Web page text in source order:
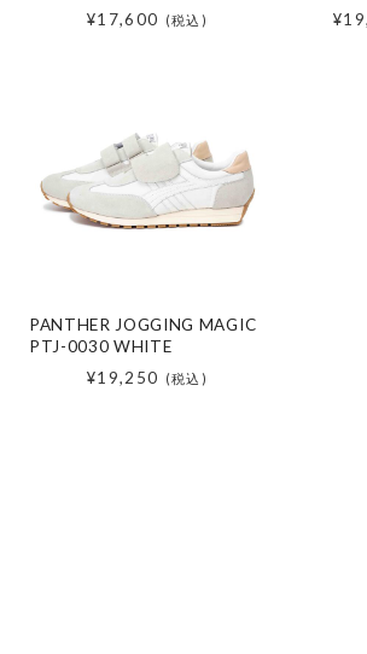
¥17,600
(税込)
PANTHER JOGGING MAGIC
PTJ-0030 WHITE
¥19,250
(税込)